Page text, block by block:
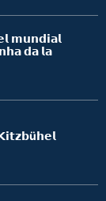
𝗺𝘂𝗻𝗱𝗶𝗮𝗹
𝗱𝗮 𝗹𝗮